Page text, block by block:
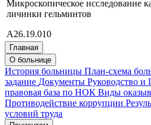
Микроскопическое исследование
личинки гельминтов
A26.19.010
Главная
О больнице
История больницы План-схема
задание Документы Руководство и
правовая база по НОК Виды
Противодействие коррупции
условий труда